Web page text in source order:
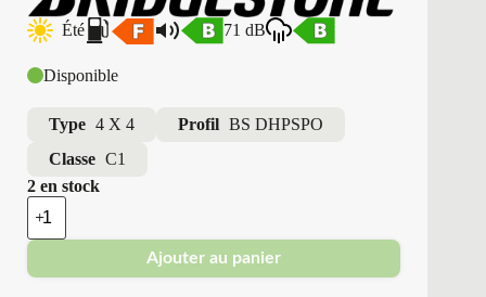
Été 71 dB
Disponible
Type 4 X 4 Profil BS DHPSPO
Classe C1
2 en stock
quantité
de
Bridgestone
Pneus
Ajouter au panier